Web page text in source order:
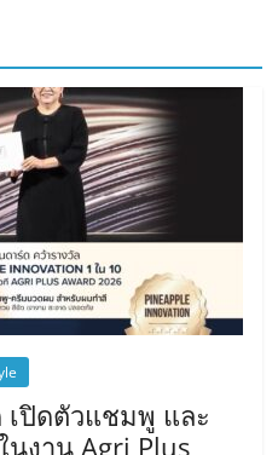
ปิดตัวแชมพู และ
งาน Agri Plus